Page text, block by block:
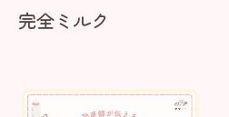
完全ミルク